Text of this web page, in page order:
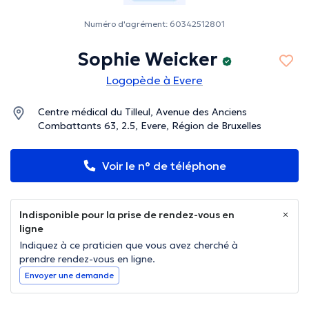
Numéro d'agrément: 60342512801
Sophie Weicker
Logopède à Evere
Centre médical du Tilleul, Avenue des Anciens
Combattants 63, 2.5, Evere, Région de Bruxelles
Voir le n° de téléphone
Indisponible pour la prise de rendez-vous en
ligne
Indiquez à ce praticien que vous avez cherché à
prendre rendez-vous en ligne.
Envoyer une demande